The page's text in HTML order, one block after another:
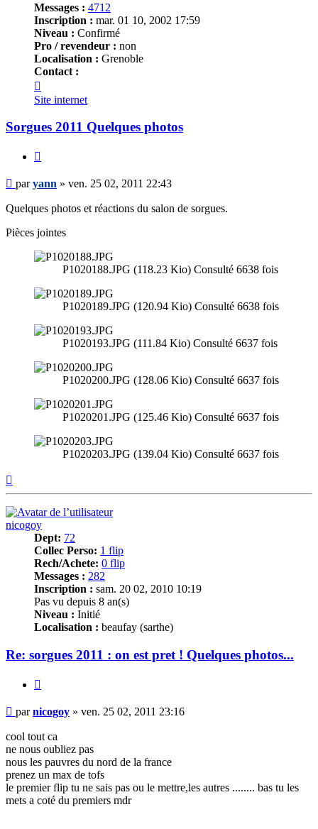
Messages : 4712
Inscription : mar. 01 10, 2002 17:59
Niveau : Confirmé
Pro / revendeur : non
Localisation : Grenoble
Contact :
yann
Site internet
Sorgues 2011 Quelques photos
Message
paryann » ven. 25 02, 2011 22:43
Quelques photos et réactions du salon de sorgues.
Pièces jointes
P1020188.JPG (118.23 Kio) Consulté 6638 fois
P1020189.JPG (120.94 Kio) Consulté 6638 fois
P1020193.JPG (111.84 Kio) Consulté 6637 fois
P1020200.JPG (128.06 Kio) Consulté 6637 fois
P1020201.JPG (125.46 Kio) Consulté 6637 fois
P1020203.JPG (139.04 Kio) Consulté 6637 fois
nicogoy
Dept: 72
Collec Perso: 1 flip
Rech/Achete: 0 flip
Messages : 282
Inscription : sam. 20 02, 2010 10:19
Pas vu depuis 8 an(s)
Niveau : Initié
Localisation : beaufay (sarthe)
Re: sorgues 2011 : on est pret ! Quelques photos...
Message
parnicogoy » ven. 25 02, 2011 23:16
cool tout ca
ne nous oubliez pas
nous les pauvres du nord de la france
prenez un max de tofs
le premier flip tu ne sais pas ou le mettre,les autres ........ bas tu les
mets a coté du premiers mdr